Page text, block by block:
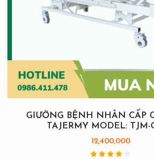
GIƯỜNG BỆNH NHÂN CẤP
TAJERMY MODEL: TJM-
12,400,000